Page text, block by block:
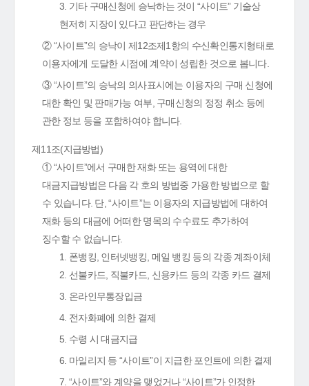
3. 기타 구매신청에 승낙하는 것이 “사이트” 기술상
현저히 지장이 있다고 판단하는 경우
② “사이트”의 승낙이 제12조제1항의 수신확인통지형태로
이용자에게 도달한 시점에 계약이 성립한 것으로 봅니다.
③ “사이트”의 승낙의 의사표시에는 이용자의 구매 신청에
대한 확인 및 판매가능 여부, 구매신청의 정정 취소 등에
관한 정보 등을 포함하여야 합니다.
제11조(지급방법)
① “사이트”에서 구매한 재화 또는 용역에 대한
대금지급방법은 다음 각 호의 방법중 가용한 방법으로 할
수 있습니다. 단, “사이트”는 이용자의 지급방법에 대하여
재화 등의 대금에 어떠한 명목의 수수료도 추가하여
징수할 수 없습니다.
1. 폰뱅킹, 인터넷뱅킹, 메일 뱅킹 등의 각종 계좌이체
2. 선불카드, 직불카드, 신용카드 등의 각종 카드 결제
3. 온라인무통장입금
4. 전자화폐에 의한 결제
5. 수령 시 대금지급
6. 마일리지 등 “사이트”이 지급한 포인트에 의한 결제
7. “사이트”와 계약을 맺었거나 “사이트”가 인정한